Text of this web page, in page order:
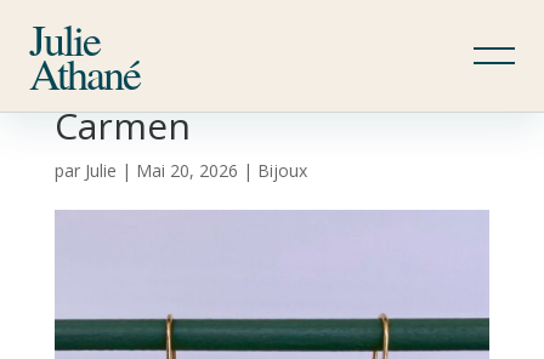
Julie
Athané
Carmen
par Julie | Mai 20, 2026 | Bijoux